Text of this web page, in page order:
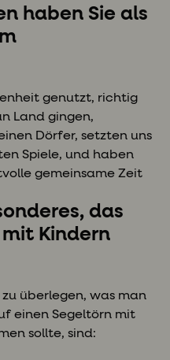
haben Sie als
genutzt, richtig
Land gingen,
Dörfer, setzten uns
Spiele, und haben
gemeinsame Zeit
das
Kindern
überlegen, was man
einen Segeltörn mit
sollte, sind: